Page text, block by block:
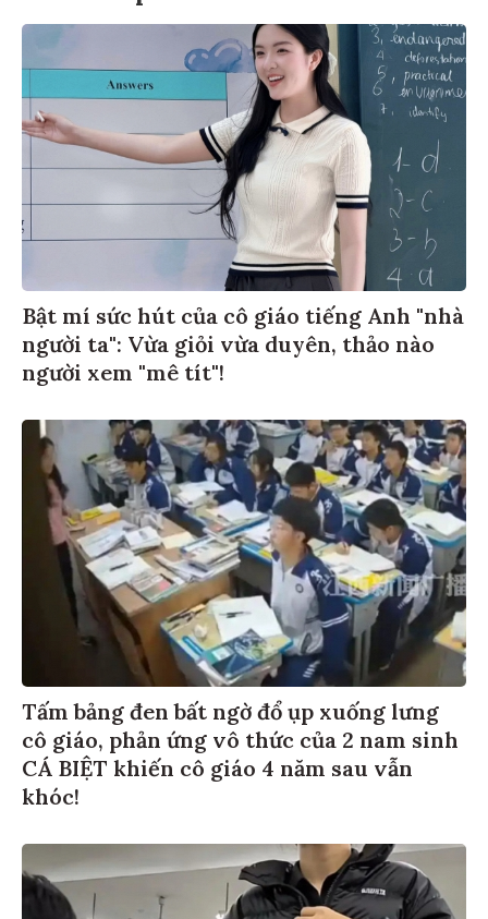
Bật mí sức hút của cô giáo tiếng Anh "nhà
người ta": Vừa giỏi vừa duyên, thảo nào
người xem "mê tít"!
Tấm bảng đen bất ngờ đổ ụp xuống lưng
cô giáo, phản ứng vô thức của 2 nam sinh
CÁ BIỆT khiến cô giáo 4 năm sau vẫn
khóc!